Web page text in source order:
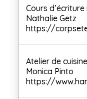
Cours
Nathalie Getz
https://
Atelier de
Monica Pinto
https://